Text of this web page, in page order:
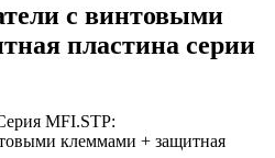
с винтовыми
пластина серии
MFI.STP:
клеммами + защитная